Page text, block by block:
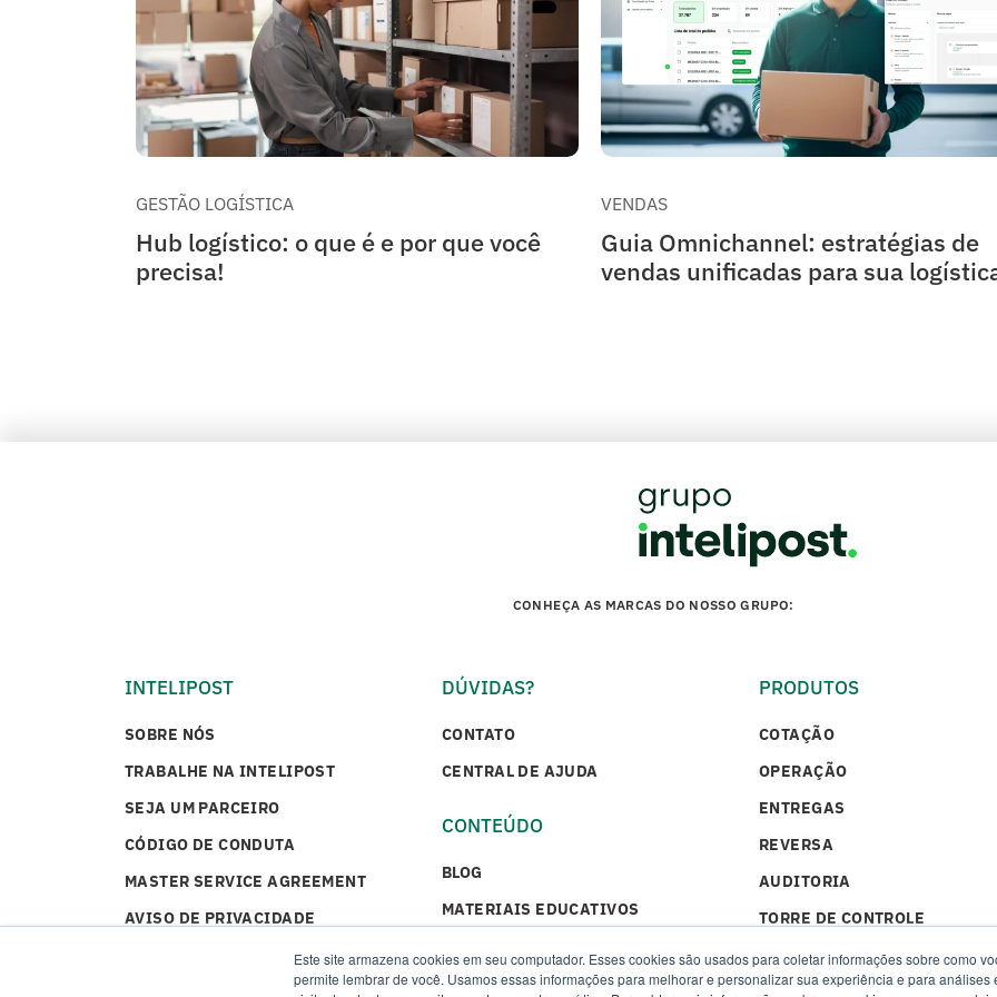
Este site armazena cookies em seu computador. Esses cookies são usados para coletar informações sobre como
permite lembrar de você. Usamos essas informações para melhorar e personalizar sua experiência e para análises
GESTÃO LOGÍSTICA
Hub logístico: o que é e por que você
precisa!
VENDAS
Guia Omnichannel: estratégias de
vendas unificadas para sua
CONHEÇA AS MARCAS DO NOSSO GRUPO:
INTELIPOST
SOBRE NÓS
TRABALHE NA INTELIPOST
SEJA UM PARCEIRO
CÓDIGO DE CONDUTA
MASTER SERVICE AGREEMENT
AVISO DE PRIVACIDADE
DÚVIDAS?
CONTATO
CENTRAL DE AJUDA
CONTEÚDO
BLOG
MATERIAIS EDUCATIVOS
PRODUTOS
COTAÇÃO
OPERAÇÃO
ENTREGAS
REVERSA
AUDITORIA
TORRE DE CONTROLE